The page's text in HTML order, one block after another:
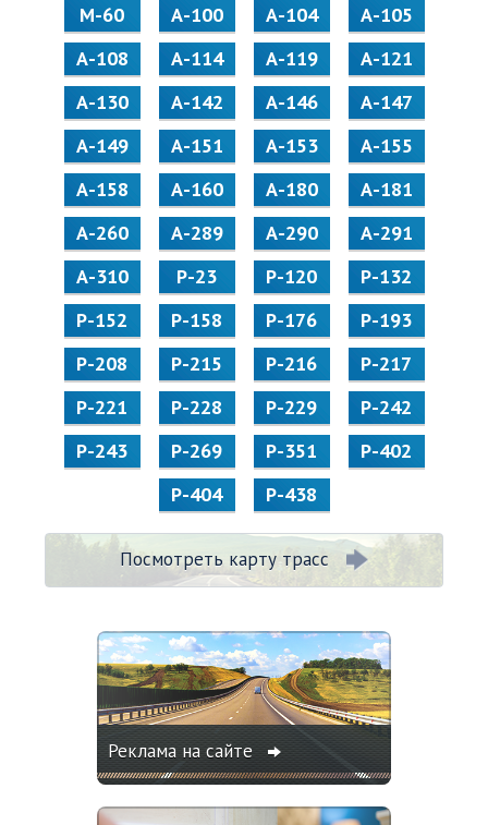
M-60
А-100 А-104
А-105
А-108
А-114 А-119
А-121
А-130
А-142 А-146
А-147
А-149
А-151 А-153
А-155
А-158
А-160 А-180
А-181
А-260
А-289 А-290
А-291
А-310
Р-23 Р-120
Р-132
Р-152
Р-158 Р-176
Р-193
Р-208
Р-215 Р-216
Р-217
Р-221
Р-228 Р-229
Р-242
Р-243
Р-269 Р-351
Р-402
Р-404
Р-438
Посмотреть карту трасс
Реклама на сайте